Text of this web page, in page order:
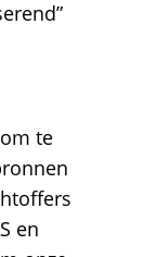
te
en